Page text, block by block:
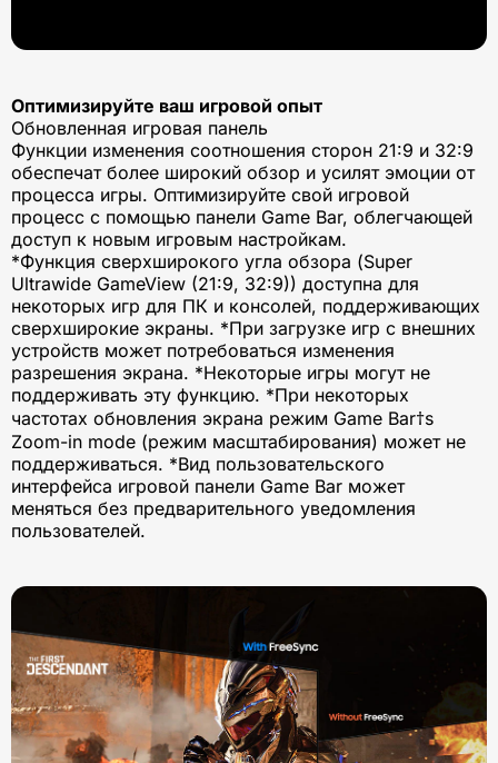
Оптимизируйте ваш игровой опыт
Обновленная игровая панель
Функции изменения соотношения сторон 21:9 и 32:9
обеспечат более широкий обзор и усилят эмоции от
процесса игры. Оптимизируйте свой игровой
процесс с помощью панели Game Bar, облегчающей
доступ к новым игровым настройкам.
*Функция сверхширокого угла обзора (Super
Ultrawide GameView (21:9, 32:9)) доступна для
некоторых игр для ПК и консолей, поддерживающих
сверхширокие экраны. *При загрузке игр с внешних
устройств может потребоваться изменения
разрешения экрана. *Некоторые игры могут не
поддерживать эту функцию. *При некоторых
частотах обновления экрана режим Game Bar†s
Zoom-in mode (режим масштабирования) может не
поддерживаться. *Вид пользовательского
интерфейса игровой панели Game Bar может
меняться без предварительного уведомления
пользователей.